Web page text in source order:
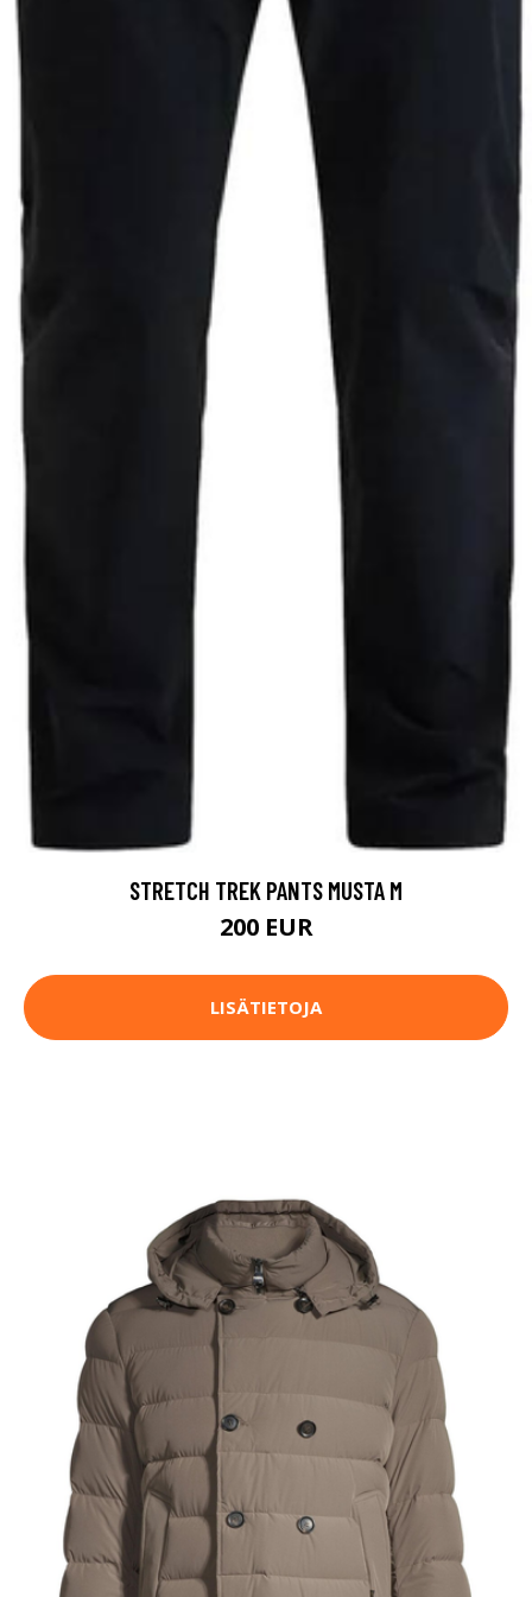
STRETCH TREK PANTS MUSTA M
200 EUR
LISÄTIETOJA